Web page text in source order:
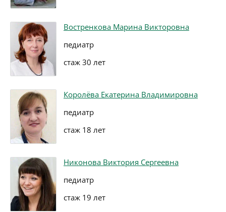
Востренкова Марина Викторовна
педиатр
стаж 30 лет
Королёва Екатерина Владимировна
педиатр
стаж 18 лет
Никонова Виктория Сергеевна
педиатр
стаж 19 лет